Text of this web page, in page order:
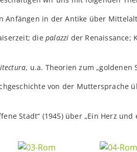
Anfängen in der Antike über
diepalazzi der Renaissance;
, u.a. Theorien zum
von der Muttersprache
Stadt“ (1945) über „Ein Herz